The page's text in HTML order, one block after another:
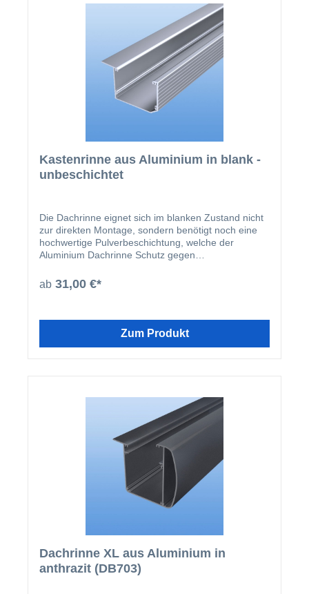
Kastenrinne aus Aluminium in blank -
unbeschichtet
Die Dachrinne eignet sich im blanken Zustand nicht
zur direkten Montage, sondern benötigt noch eine
hochwertige Pulverbeschichtung, welche der
Aluminium Dachrinne Schutz gegen
empfehlen wir, dass die Dachrinnen nachträglich
bauseits beschichtet werden.
ab 31,00 €*
Zum Produkt
Dachrinne XL aus Aluminium in
anthrazit (DB703)